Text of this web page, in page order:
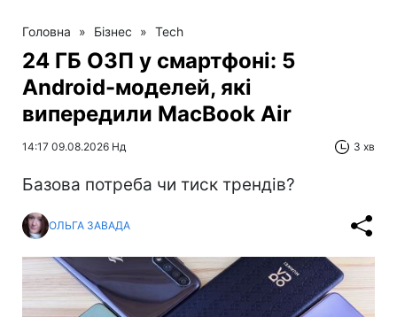
Головна » Бізнес » Tech
24 ГБ ОЗП у смартфоні: 5
Android-моделей, які
випередили MacBook Air
14:17 09.08.2026 Нд 3 хв
Базова потреба чи тиск трендів?
ОЛЬГА ЗАВАДА